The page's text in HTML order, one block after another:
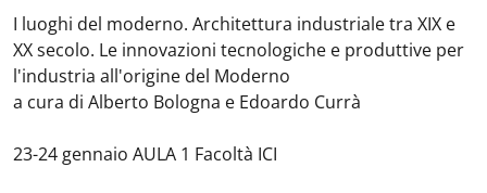
I luoghi del moderno. Architettura industriale tra XIX e
XX secolo. Le innovazioni tecnologiche e produttive per
l'industria all'origine del Moderno
a cura di Alberto Bologna e Edoardo Currà
23-24 gennaio AULA 1 Facoltà ICI